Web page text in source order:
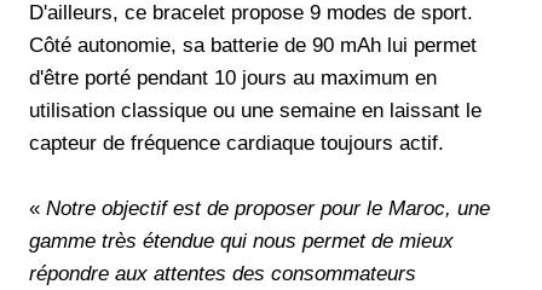
D'ailleurs, ce bracelet propose 9 modes de sport.
Côté autonomie, sa batterie de 90 mAh lui permet
d'être porté pendant 10 jours au maximum en
utilisation classique ou une semaine en laissant le
capteur de fréquence cardiaque toujours actif.
« Notre objectif est de proposer pour le Maroc, une
gamme très étendue qui nous permet de mieux
répondre aux attentes des consommateurs